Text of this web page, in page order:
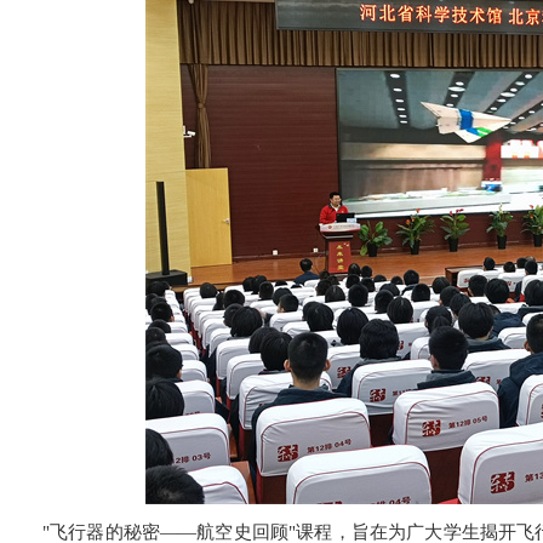
"飞行器的秘密——航空史回顾"课程，旨在为广大学生揭开飞